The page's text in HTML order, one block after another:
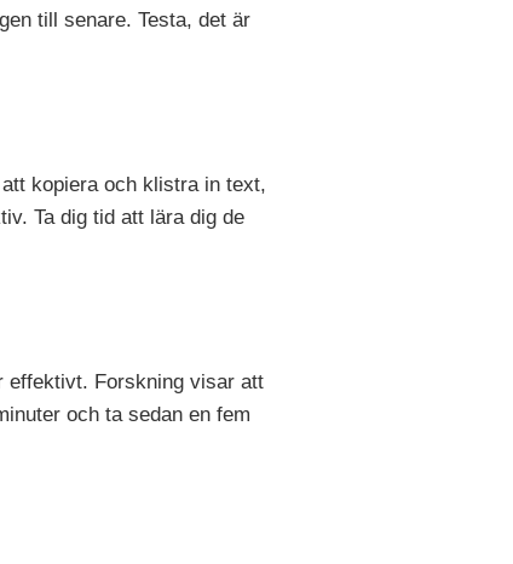
till senare. Testa, det är
kopiera och klistra in text,
Ta dig tid att lära dig de
effektivt. Forskning visar att
och ta sedan en fem